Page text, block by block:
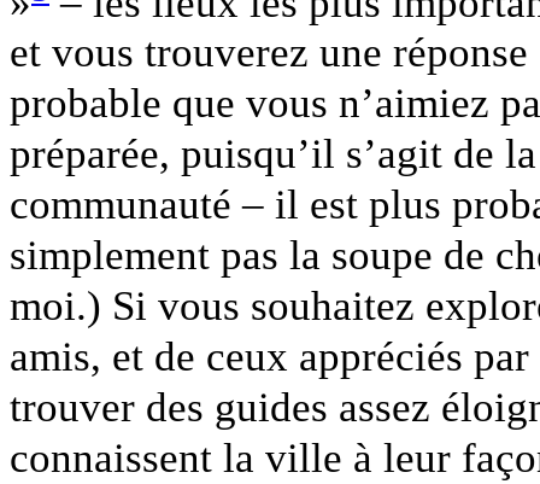
et vous trouverez une
probable que vous n’aimiez
préparée, puisqu’il s’agit de
communauté – il est plus
simplement pas la soupe de
moi.) Si vous souhaitez
amis, et de ceux appréciés
trouver des guides assez
connaissent la ville à leur